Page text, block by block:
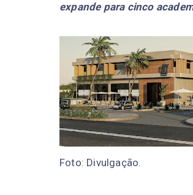
expande para cinco
Foto: Divulgação.